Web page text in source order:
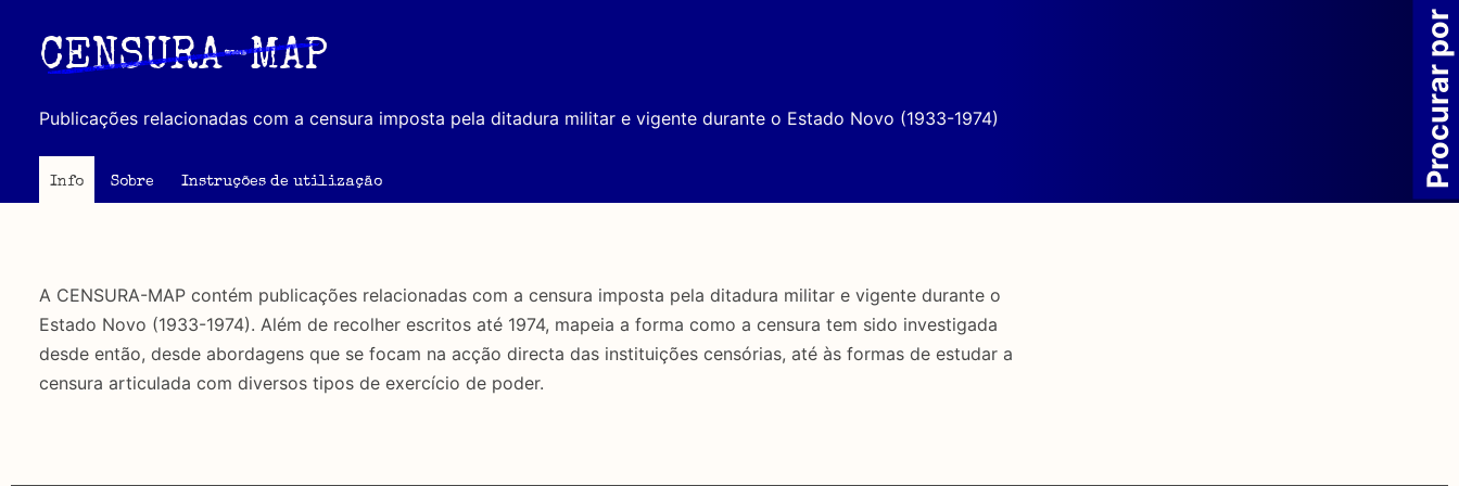
principal
CENSURA-MAP
Publicações relacionadas com a censura imposta pela ditadura militar e vigente durante o Estado Novo (1933-1974)
Info Sobre Instruções de utilização
A CENSURA-MAP contém publicações relacionadas com a censura imposta pela ditadura militar e vigente durante o
Estado Novo (1933-1974). Além de recolher escritos até 1974, mapeia a forma como a censura tem sido investigada
desde então, desde abordagens que se focam na acção directa das instituições censórias, até às formas de estudar a
censura articulada com diversos tipos de exercício de poder.
Procurar por